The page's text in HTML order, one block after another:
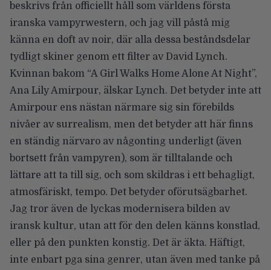
beskrivs från officiellt håll som världens första
iranska vampyrwestern, och jag vill påstå mig
känna en doft av noir, där alla dessa beståndsdelar
tydligt skiner genom ett filter av David Lynch.
Kvinnan bakom “A Girl Walks Home Alone At Night”,
Ana Lily Amirpour, älskar Lynch. Det betyder inte att
Amirpour ens nästan närmare sig sin förebilds
nivåer av surrealism, men det betyder att här finns
en ständig närvaro av någonting underligt (även
bortsett från vampyren), som är tilltalande och
lättare att ta till sig, och som skildras i ett behagligt,
atmosfäriskt, tempo. Det betyder oförutsägbarhet.
Jag tror även de lyckas modernisera bilden av
iransk kultur, utan att för den delen känns konstlad,
eller på den punkten konstig. Det är äkta. Häftigt,
inte enbart pga sina genrer, utan även med tanke på